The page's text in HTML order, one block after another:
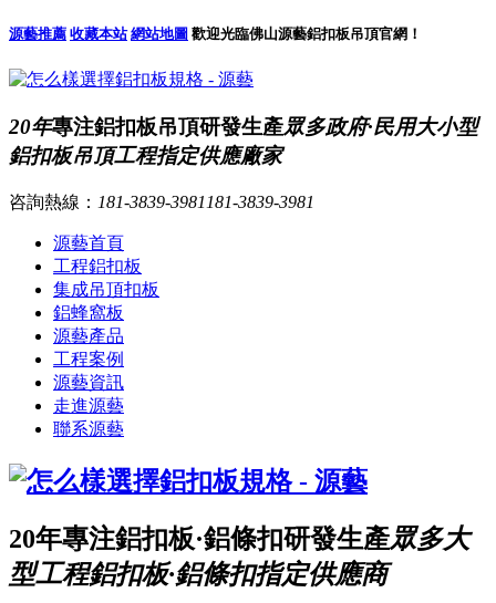
源藝推薦 收藏本站 網站地圖 歡迎光臨佛山源藝鋁扣板吊頂官網！
20年專注鋁扣板吊頂研發生產眾多政府·民用大小型
鋁扣板吊頂工程指定供應廠家
咨詢熱線： 181-3839-3981 181-3839-3981
源藝首頁
工程鋁扣板
集成吊頂扣板
鋁蜂窩板
源藝產品
工程案例
源藝資訊
走進源藝
聯系源藝
20年專注鋁扣板·鋁條扣研發生產眾多大
型工程鋁扣板·鋁條扣指定供應商